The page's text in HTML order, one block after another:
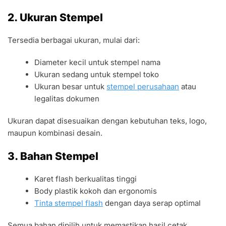
2. Ukuran Stempel
Tersedia berbagai ukuran, mulai dari:
Diameter kecil untuk stempel nama
Ukuran sedang untuk stempel toko
Ukuran besar untuk stempel perusahaan atau
legalitas dokumen
Ukuran dapat disesuaikan dengan kebutuhan teks, logo,
maupun kombinasi desain.
3. Bahan Stempel
Karet flash berkualitas tinggi
Body plastik kokoh dan ergonomis
Tinta stempel flash dengan daya serap optimal